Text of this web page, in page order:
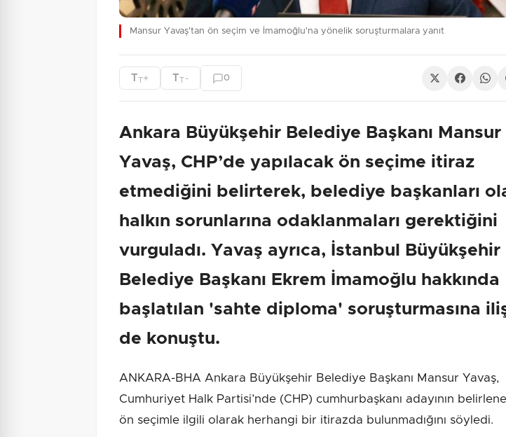
Mansur Yavaş'tan ön seçim ve İmamoğlu'na yönelik soruşturmalara yanıt
TT+ TT - 0
Ankara Büyükşehir Belediye Başkanı Mansur
Yavaş, CHP’de yapılacak ön seçime itiraz
etmediğini belirterek, belediye başkanları
halkın sorunlarına odaklanmaları gerektiğini
vurguladı. Yavaş ayrıca, İstanbul Büyükşehir
Belediye Başkanı Ekrem İmamoğlu hakkında
başlatılan 'sahte diploma' soruşturmasına
de konuştu.
ANKARA-BHA Ankara Büyükşehir Belediye Başkanı Mansur Yavaş,
Cumhuriyet Halk Partisi’nde (CHP) cumhurbaşkanı adayının
ön seçimle ilgili olarak herhangi bir itirazda bulunmadığını söyledi.